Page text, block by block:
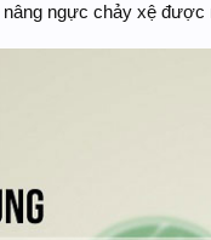
nâng ngực chảy xệ được